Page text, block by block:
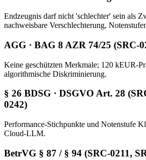
Endzeugnis darf nicht 'schlechter' sein als
nachweisbare Verschlechterung,
AGG · BAG 8 AZR 74/25 (SRC-
Keine geschützten Merkmale; 120 kEUR-
algorithmische Diskriminierung.
§ 26 BDSG · DSGVO Art. 28
0242)
Performance-Stichpunkte und Notenstufe
Cloud-LLM.
BetrVG § 87 / § 94 (SRC-0211,